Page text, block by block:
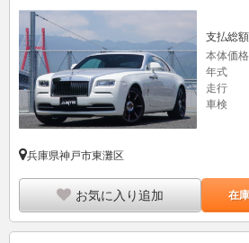
支払総額
本体価格
年式
走行
車検
兵庫県神戸市東灘区
お気に入り追加 在